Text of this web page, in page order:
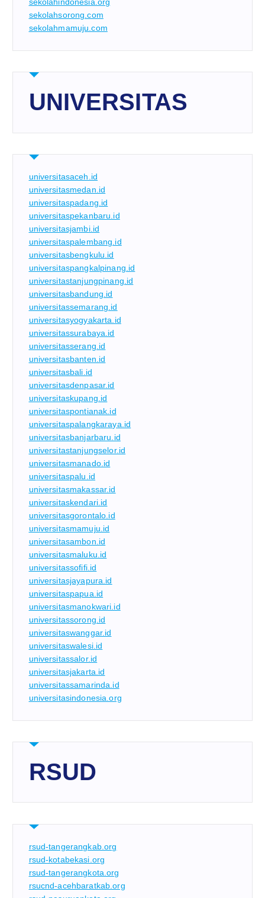
sekolahsorong.com
sekolahmamuju.com
UNIVERSITAS
universitasaceh.id
universitasmedan.id
universitaspadang.id
universitaspekanbaru.id
universitasjambi.id
universitaspalembang.id
universitasbengkulu.id
universitaspangkalpinang.id
universitastanjungpinang.id
universitasbandung.id
universitassemarang.id
universitasyogyakarta.id
universitassurabaya.id
universitasserang.id
universitasbanten.id
universitasbali.id
universitasdenpasar.id
universitaskupang.id
universitaspontianak.id
universitaspalangkaraya.id
universitasbanjarbaru.id
universitastanjungselor.id
universitasmanado.id
universitaspalu.id
universitasmakassar.id
universitaskendari.id
universitasgorontalo.id
universitasmamuju.id
universitasambon.id
universitasmaluku.id
universitassofifi.id
universitasjayapura.id
universitaspapua.id
universitasmanokwari.id
universitassorong.id
universitaswanggar.id
universitaswalesi.id
universitassalor.id
universitasjakarta.id
universitassamarinda.id
universitasindonesia.org
RSUD
rsud-tangerangkab.org
rsud-kotabekasi.org
rsud-tangerangkota.org
rsucnd-acehbaratkab.org